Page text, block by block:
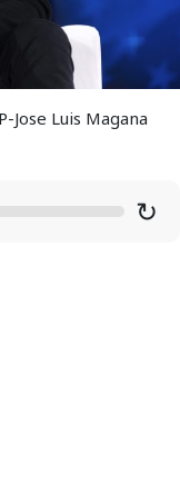
Jose Luis Magana
↻